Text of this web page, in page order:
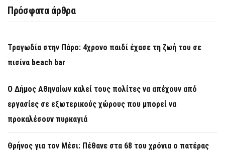
Πρόσφατα άρθρα
Τραγωδία στην Πάρο: 4χρονο παιδί έχασε τη ζωή του σε
πισίνα beach bar
Ο Δήμος Αθηναίων καλεί τους πολίτες να απέχουν από
εργασίες σε εξωτερικούς χώρους που μπορεί να
προκαλέσουν πυρκαγιά
Θρήνος για τον Μέσι: Πέθανε στα 68 του χρόνια ο πατέρας